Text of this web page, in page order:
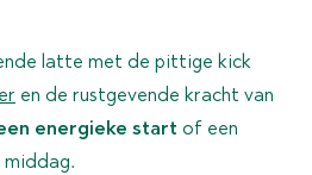
latte met de pittige kick
en de rustgevende kracht van
energieke start of een
middag.